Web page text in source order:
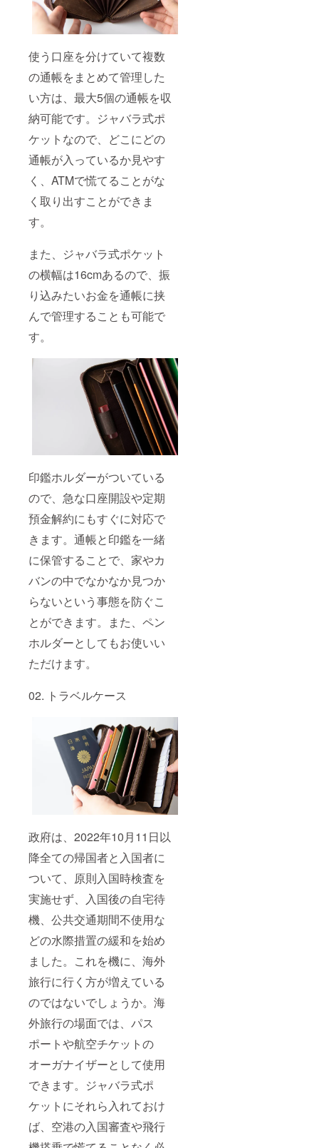
使う口座を分けていて複数
の通帳をまとめて管理した
い方は、最大5個の通帳を収
納可能です。ジャバラ式ポ
ケットなので、どこにどの
通帳が入っているか見やす
く、ATMで慌てることがな
く取り出すことができま
す。
また、ジャバラ式ポケット
の横幅は16cmあるので、振
り込みたいお金を通帳に挟
んで管理することも可能で
す。
印鑑ホルダーがついている
ので、急な口座開設や定期
預金解約にもすぐに対応で
きます。通帳と印鑑を一緒
に保管することで、家やカ
バンの中でなかなか見つか
らないという事態を防ぐこ
とができます。また、ペン
ホルダーとしてもお使いい
ただけます。
02. トラベルケース
政府は、2022年10月11日以
降全ての帰国者と入国者に
ついて、原則入国時検査を
実施せず、入国後の自宅待
機、公共交通期間不使用な
どの水際措置の緩和を始め
ました。これを機に、海外
旅行に行く方が増えている
のではないでしょうか。海
外旅行の場面では、パス
ポートや航空チケットの
オーガナイザーとして使用
できます。ジャバラ式ポ
ケットにそれら入れておけ
ば、空港の入国審査や飛行